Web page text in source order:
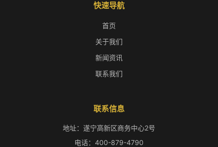
快速导航
首页
关于我们
新闻资讯
联系我们
联系信息
地址：遂宁高新区商务中心2号
电话：400-879-4790